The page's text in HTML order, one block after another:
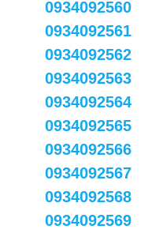
0934092560
0934092561
0934092562
0934092563
0934092564
0934092565
0934092566
0934092567
0934092568
0934092569